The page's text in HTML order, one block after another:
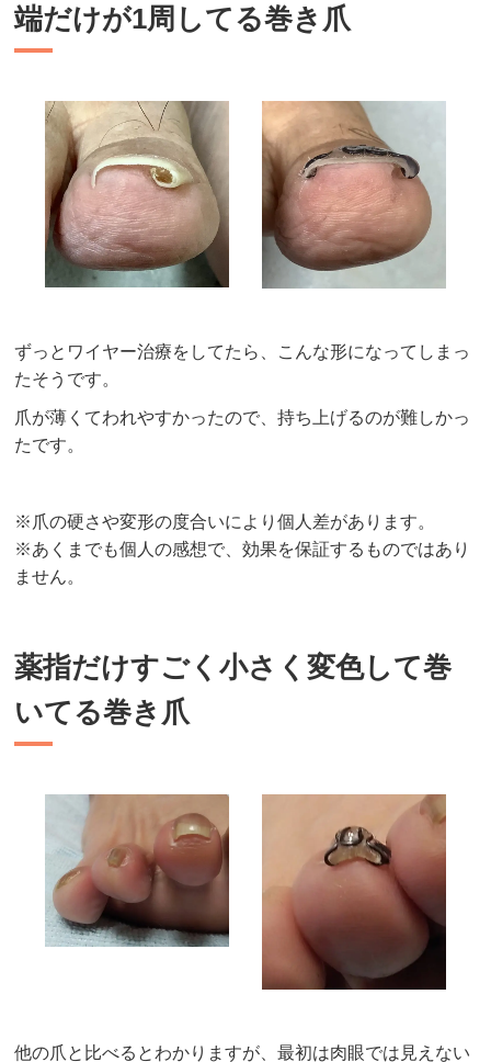
端だけが1周してる巻き爪
ずっとワイヤー治療をしてたら、こんな形になってしまっ
たそうです。
爪が薄くてわれやすかったので、持ち上げるのが難しかっ
たです。
※爪の硬さや変形の度合いにより個人差があります。
※あくまでも個人の感想で、効果を保証するものではあり
ません。
薬指だけすごく小さく変色して巻
いてる巻き爪
他の爪と比べるとわかりますが、最初は肉眼では見えない